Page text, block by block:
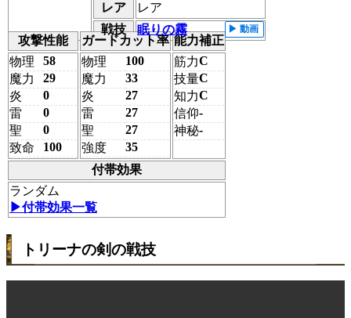
レア
レア
戦技
眠りの霧
攻撃性能
ガードカット率 能力補正
物理
58
魔力
29
炎
0
雷
0
聖
0
致命
100
物理
100
魔力
33
炎
27
雷
27
聖
27
強度
35
筋力C
技量C
知力C
信仰-
神秘-
付帯効果
ランダム
▶︎付帯効果一覧
トリーナの剣の戦技